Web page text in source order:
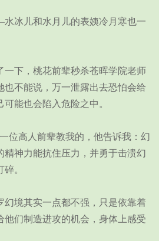
冰儿和水月儿的表姨冷月寒也一
一下，桃花前辈秒杀苍晖学院老师
也不能说，万一泄露出去恐怕会给
能也会陷入危险之中。
位高人前辈教我的，他告诉我：幻
精神力能抗住压力，并勇于击溃幻
。
幻境其实一点都不强，只是依靠着
他们制造进攻的机会，身体上感受